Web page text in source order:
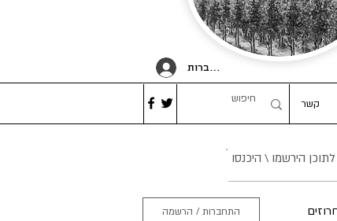
להתחברות
קשר
התחברות / הרשמה
הירשמו \ היכנסו